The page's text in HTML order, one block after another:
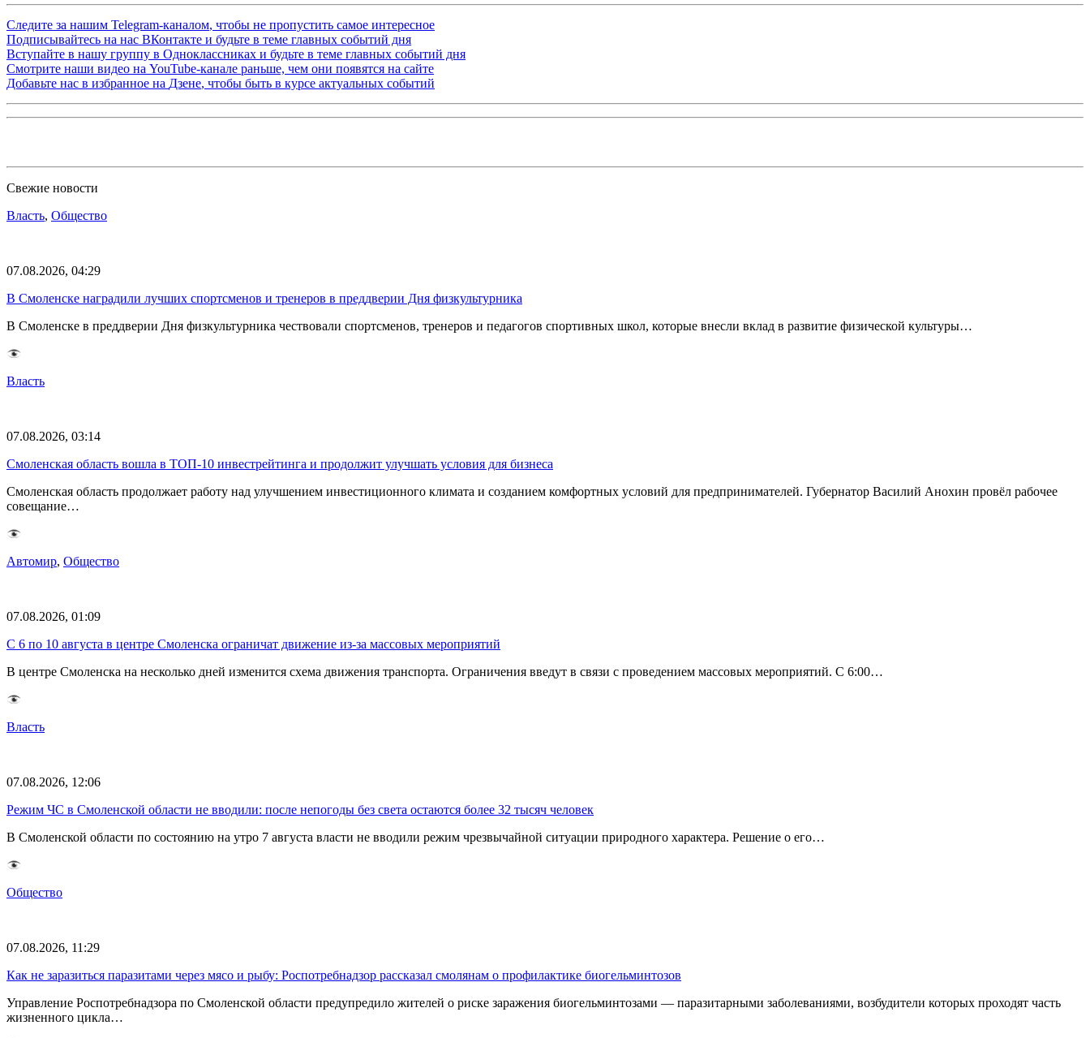
Следите за нашим Telegram-каналом, чтобы не пропустить самое интересное
Подписывайтесь на нас ВКонтакте и будьте в теме главных событий дня
Вступайте в нашу группу в Одноклассниках и будьте в теме главных событий дня
Смотрите наши видео на YouTube-канале раньше, чем они появятся на сайте
Добавьте нас в избранное на Дзене, чтобы быть в курсе актуальных событий
Свежие новости
Власть, Общество
07.08.2026, 04:29
В Смоленске наградили лучших спортсменов и тренеров в преддверии Дня физкультурника
В Смоленске в преддверии Дня физкультурника чествовали спортсменов, тренеров и педагогов спортивных школ, которые внесли вклад в развитие физической культуры…
Власть
07.08.2026, 03:14
Смоленская область вошла в ТОП-10 инвестрейтинга и продолжит улучшать условия для бизнеса
Смоленская область продолжает работу над улучшением инвестиционного климата и созданием комфортных условий для предпринимателей. Губернатор Василий Анохин провёл рабочее
совещание…
Автомир, Общество
07.08.2026, 01:09
С 6 по 10 августа в центре Смоленска ограничат движение из-за массовых мероприятий
В центре Смоленска на несколько дней изменится схема движения транспорта. Ограничения введут в связи с проведением массовых мероприятий. С 6:00…
Власть
07.08.2026, 12:06
Режим ЧС в Смоленской области не вводили: после непогоды без света остаются более 32 тысяч человек
В Смоленской области по состоянию на утро 7 августа власти не вводили режим чрезвычайной ситуации природного характера. Решение о его…
Общество
07.08.2026, 11:29
Как не заразиться паразитами через мясо и рыбу: Роспотребнадзор рассказал смолянам о профилактике биогельминтозов
Управление Роспотребнадзора по Смоленской области предупредило жителей о риске заражения биогельминтозами — паразитарными заболеваниями, возбудители которых проходят часть
жизненного цикла…